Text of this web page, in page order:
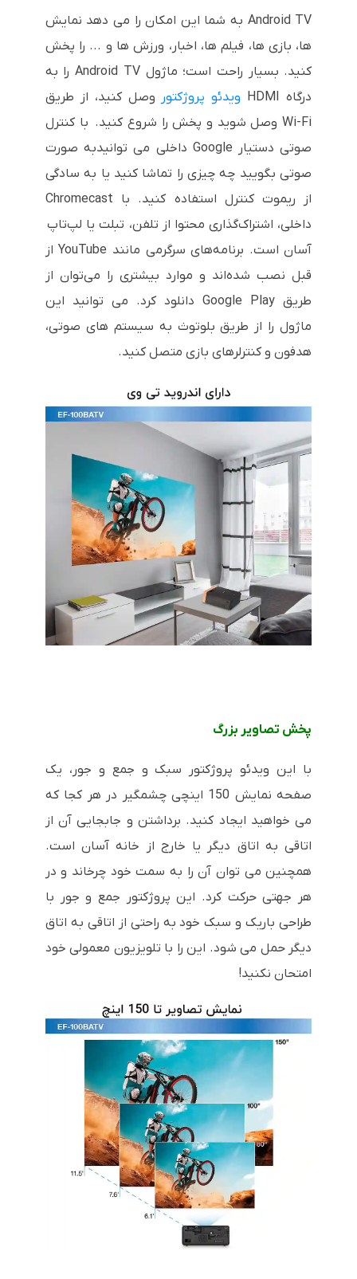
Android TV به شما این امکان را می دهد نمایش
ها، بازی ها، فیلم ها، اخبار، ورزش ها و ... را پخش
کنید. بسیار راحت است؛ ماژول Android TV را به
درگاه HDMI
ویدئو پروژکتور وصل کنید، از طریق
Wi-Fi وصل شوید و پخش را شروع کنید. با کنترل
صوتی دستیار Google داخلی می توانیدبه صورت
صوتی بگویید چه چیزی را تماشا کنید یا به سادگی
از ریموت کنترل استفاده کنید. با Chromecast
داخلی، اشتراک‌گذاری محتوا از تلفن، تبلت یا لپ‌تاپ
آسان است. برنامه‌های سرگرمی مانند YouTube از
قبل نصب شده‌اند و موارد بیشتری را می‌توان از
طریق Google Play دانلود کرد. می توانید این
ماژول را از طریق بلوتوث به سیستم های صوتی،
هدفون و کنترلرهای بازی متصل کنید.
پخش تصاویر بزرگ
با این ویدئو پروژکتور سبک و جمع و جور، یک
صفحه نمایش 150 اینچی چشمگیر در هر کجا که
می خواهید ایجاد کنید. برداشتن و جابجایی آن از
اتاقی به اتاق دیگر یا خارج از خانه آسان است.
همچنین می توان آن را به سمت خود چرخاند و در
هر جهتی حرکت کرد. این پروژکتور جمع و جور با
طراحی باریک و سبک خود به راحتی از اتاقی به اتاق
دیگر حمل می شود. این را با تلویزیون معمولی خود
امتحان نکنید!